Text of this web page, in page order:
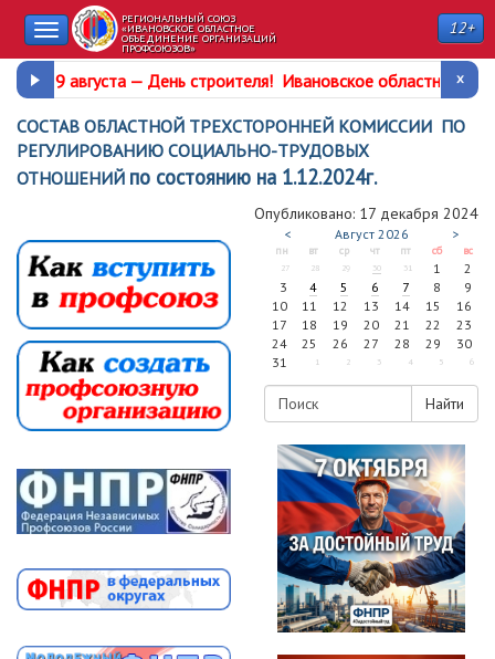
РЕГИОНАЛЬНЫЙ СОЮЗ
«ИВАНОВСКОЕ ОБЛАСТНОЕ
ОБЪЕДИНЕНИЕ ОРГАНИЗАЦИЙ
ПРОФСОЮЗОВ»
12+
Toggle
navigation
9 августа — День строителя! Ивановское областное
СОСТАВ ОБЛАСТНОЙ ТРЕХСТОРОННЕЙ КОМИССИИ ПО
РЕГУЛИРОВАНИЮ СОЦИАЛЬНО-ТРУДОВЫХ
ОТНОШЕНИЙ по состоянию на 1.12.2024г.
Опубликовано: 17 декабря 2024
< Август 2026 >
пн вт ср чт пт сб вс
27 28 29 30 31 1
2
3
4 5 6 7 8
9
10
11 12 13 14 15
16
17
18 19 20 21 22
23
24
25 26 27 28 29
30
31
1 2 3 4 5 6
Найти